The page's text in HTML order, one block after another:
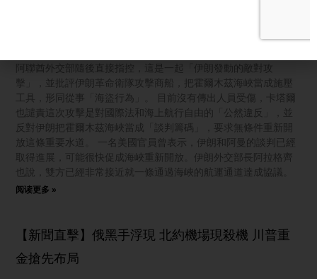
的金融制裁。 阿聯酋週六表示，一艘與阿布扎比國家石油公司
阿聯酋外交部隨後直接指控，這是一起「伊朗發動的敵對攻
擊」，並批評伊朗革命衛隊攻擊商船，把霍爾木茲海峽當成施壓
工具，形同從事「海盜行為」。 目前沒有傳出人員受傷，卡塔爾
也譴責這次攻擊是對國際法和海上航行自由的「公然違反」，並
反對伊朗把霍爾木茲海峽當成「談判籌碼」，要求無條件重新開
放這條重要水道。 一名美國官員曾表示，伊朗和阿曼的談判已經
取得進展，可能很快促成海峽重新開放。伊朗外交部長阿拉格齊
也說，雙方已經非常接近就一條通過海峽的航運通道達成協議。
阅读更多 »
【新聞直擊】俄黑手浮現 北約機場現殺機 川普重
金搶先布局